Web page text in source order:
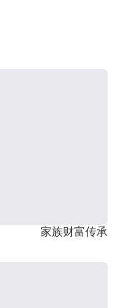
家族财富传承